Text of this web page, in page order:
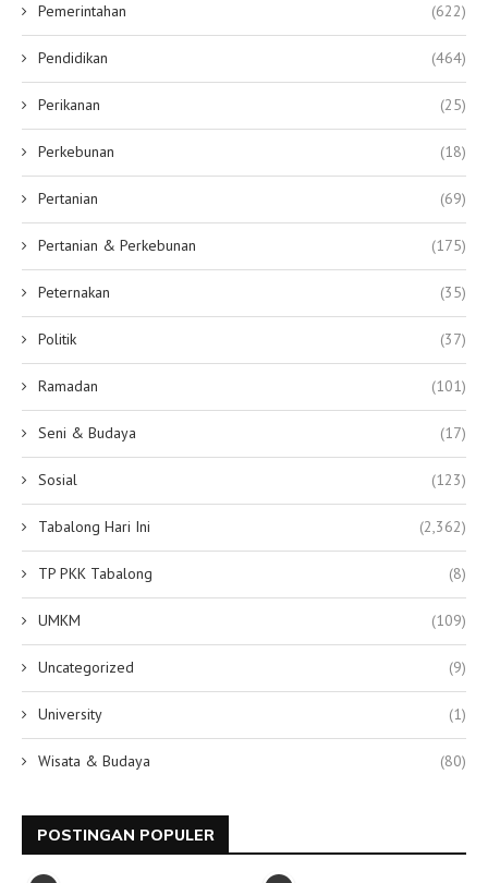
Pemerintahan (622)
Pendidikan (464)
Perikanan (25)
Perkebunan (18)
Pertanian (69)
Pertanian & Perkebunan (175)
Peternakan (35)
Politik (37)
Ramadan (101)
Seni & Budaya (17)
Sosial (123)
Tabalong Hari Ini (2,362)
TP PKK Tabalong (8)
UMKM (109)
Uncategorized (9)
University (1)
Wisata & Budaya (80)
POSTINGAN POPULER